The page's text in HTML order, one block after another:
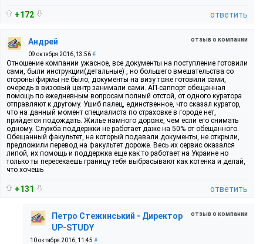
+172 ответить
отзыв о компании
Андрей
09 октября 2016, 13:56#
Отношение компании ужасное, все документы на поступление готовили
сами, были инструкции(детальные) , но большего вмешательства со
стороны фирмы не было, документы на визу тоже готовили сами,
очередь в визовый центр занимали сами. АП-саппорт обещанная
помощь по ежедневным вопросам полный отстой, от одного куратора
отправляют к другому. Ушиб палец, единственное, что сказал куратор,
что на данный момент специалиста по страховке в городе нет,
прийдется подождать. Жилье намного дороже, чем если его снимать
одному. Служба поддержки не работает даже на 50% от обещанного.
Обещанный факультет, на который подавали документы, не открыли,
предложили перевод на факультет дороже. Весь их сервис оказался
липой, их помощь и поддержка еще как то работает на Украине но
только ты пересекаешь границу тебя выбрасывают как котенка и делай,
что хочешь
+131 ответить
отзыв о компании
Петро Стежинський - Директор
UP-STUDY
10 октября 2016, 11:45 #